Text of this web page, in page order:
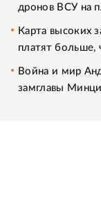
дронов ВСУ на
Карта высоких
платят больше,
Война и мир
замглавы